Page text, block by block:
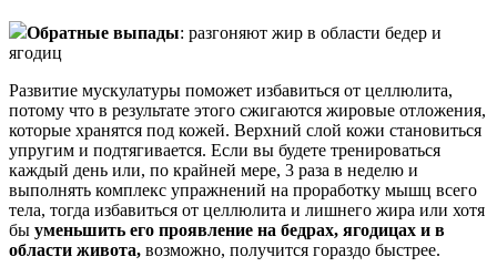
Обратные выпады: разгоняют жир в области бедер и
ягодиц
Развитие мускулатуры поможет избавиться от целлюлита,
потому что в результате этого сжигаются жировые отложения,
которые хранятся под кожей. Верхний слой кожи становиться
упругим и подтягивается. Если вы будете тренироваться
каждый день или, по крайней мере, 3 раза в неделю и
выполнять комплекс упражнений на проработку мышц всего
тела, тогда избавиться от целлюлита и лишнего жира или хотя
бы уменьшить его проявление на бедрах, ягодицах и в
области живота, возможно, получится гораздо быстрее.